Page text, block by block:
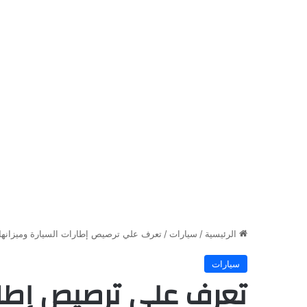
الرئيسية / سيارات / تعرف علي ترصيص إطارات السيارة وميزانها
سيارات
تعرف علي ترصيص